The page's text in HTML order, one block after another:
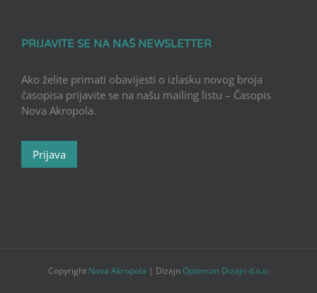
PRIJAVITE SE NA NAŠ NEWSLETTER
Ako želite primati obavijesti o izlasku novog broja
časopisa prijavite se na našu mailing listu – Časopis
Nova Akropola.
Prijava
Copyright Nova Akropola | Dizajn Optimum Dizajn d.o.o.